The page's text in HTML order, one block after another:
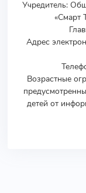
Учредитель:
«Смарт
Адрес
Возрастные
детей от